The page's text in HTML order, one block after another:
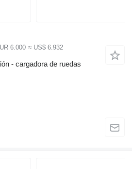
6.000 ≈ US$ 6.932
- cargadora de ruedas